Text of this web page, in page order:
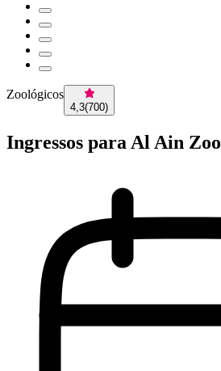
Zoológicos
4,3(700)
Ingressos para Al Ain Zoo